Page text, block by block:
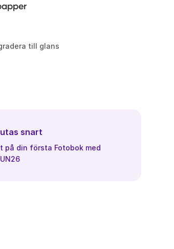
till glans
snart
på din första Fotobok med